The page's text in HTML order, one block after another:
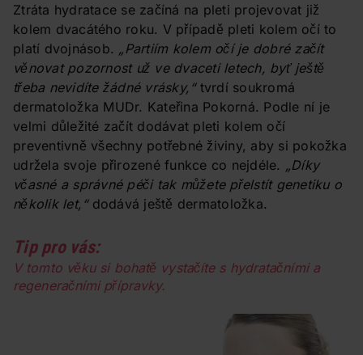
Ztráta hydratace se začíná na pleti projevovat již
kolem dvacátého roku. V případě pleti kolem očí to
platí dvojnásob. „Partiím kolem očí je dobré začít
věnovat pozornost už ve dvaceti letech, byť ještě
třeba nevidíte žádné vrásky,“tvrdí soukromá
dermatoložka MUDr. Kateřina Pokorná. Podle ní je
velmi důležité začít dodávat pleti kolem očí
preventivně všechny potřebné živiny, aby si pokožka
udržela svoje přirozené funkce co nejdéle. „Díky
včasné a správné péči tak můžete přelstít genetiku o
několik let,“dodává ještě dermatoložka.
Tip pro vás:
V tomto věku si bohatě vystačíte s hydratačními a
regeneračními přípravky.